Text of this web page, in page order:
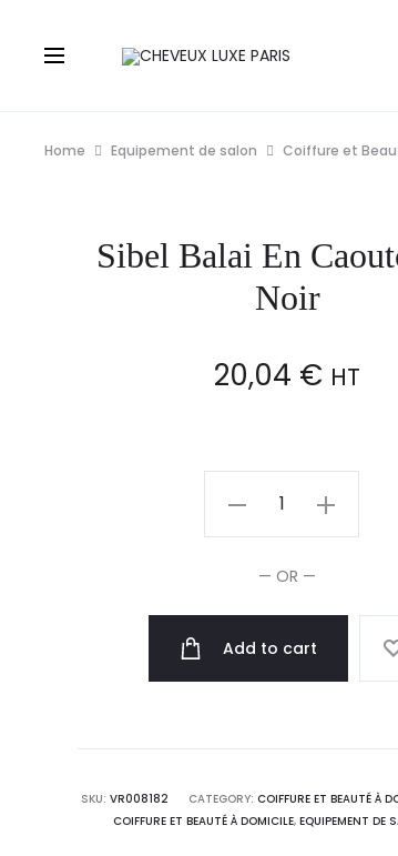
Home Equipement de salon Coiffure et
Sibel Balai En
Noir
20,04 € HT
Caoutchouc
Noir
quantity
— OR —
Add to cart
SKU:VR008182 CATEGORY:COIFFURE ET BEAUTÉ À
COIFFURE ET BEAUTÉ À DOMICILE, EQUIPEMENT DE